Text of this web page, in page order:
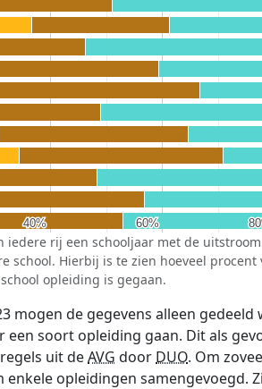
40%
40% 60%
60%
iedere rij een schooljaar met de
school. Hierbij is te zien hoeveel procent
opleiding is gegaan.
mogen de gegevens alleen gedeeld
een soort opleiding gaan. Dit als
uit deAVG door DUO. Om
opleidingen samengevoegd.